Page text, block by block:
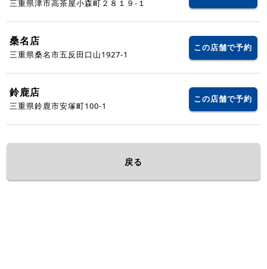
三重県津市高茶屋小森町２８１９-１
桑名店
三重県桑名市五反田口山1927‐1
この店舗で予約
鈴鹿店
三重県鈴鹿市安塚町100-1
この店舗で予約
戻る